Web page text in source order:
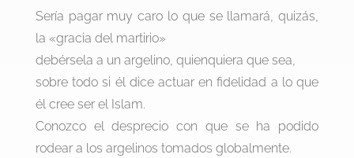
Sería pagar muy caro lo que se llamará, quizás,
la «gracia del martirio»
debérsela a un argelino, quienquiera que sea,
sobre todo si él dice actuar en fidelidad a lo que
él cree ser el Islam.
Conozco el desprecio con que se ha podido
rodear a los argelinos tomados globalmente.